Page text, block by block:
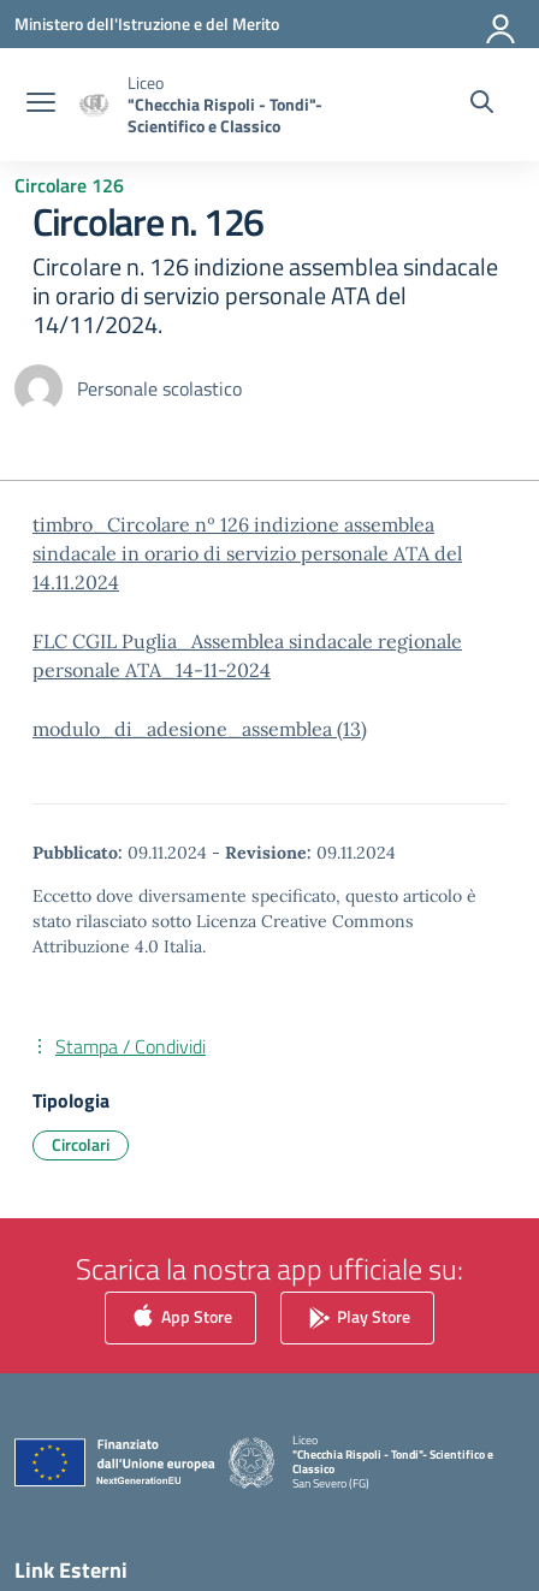
Vai ai contenuti
Vai al menu di navigazione
Vai al footer
Ministero dell'Istruzione e del Merito
Liceo
"Checchia Rispoli - Tondi"-
Scientifico e Classico
Circolare 126
Circolare n. 126
Circolare n. 126 indizione assemblea sindacale
in orario di servizio personale ATA del
14/11/2024.
Personale scolastico
timbro_Circolare nº 126 indizione assemblea
sindacale in orario di servizio personale ATA del
14.11.2024
FLC CGIL Puglia_Assemblea sindacale regionale
personale ATA_14-11-2024
modulo_di_adesione_assemblea (13)
Pubblicato: 09.11.2024 - Revisione: 09.11.2024
Eccetto dove diversamente specificato, questo articolo è
stato rilasciato sotto Licenza Creative Commons
Attribuzione 4.0 Italia.
Stampa / Condividi
Tipologia
Circolari
Scarica la nostra app ufficiale su:
App Store Play Store
Liceo
"Checchia Rispoli - Tondi"- Scientifico e
Classico
San Severo (FG)
Link Esterni